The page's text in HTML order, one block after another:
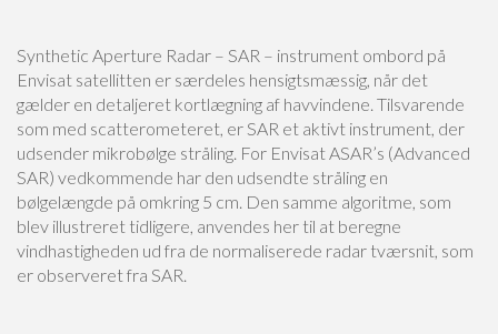
Synthetic Aperture Radar – SAR – instrument ombord på
Envisat satellitten er særdeles hensigtsmæssig, når det
gælder en detaljeret kortlægning af havvindene. Tilsvarende
som med scatterometeret, er SAR et aktivt instrument, der
udsender mikrobølge stråling. For Envisat ASAR’s (Advanced
SAR) vedkommende har den udsendte stråling en
bølgelængde på omkring 5 cm. Den samme algoritme, som
blev illustreret tidligere, anvendes her til at beregne
vindhastigheden ud fra de normaliserede radar tværsnit, som
er observeret fra SAR.